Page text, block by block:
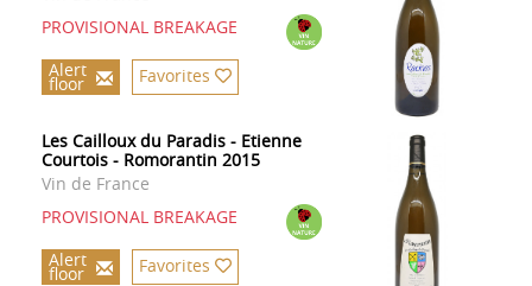
PROVISIONAL BREAKAGE
Alert
floor Favorites
Les Cailloux du Paradis - Etienne
Courtois - Romorantin 2015
Vin de France
PROVISIONAL BREAKAGE
Alert
floor Favorites